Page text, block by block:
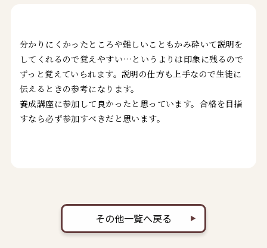
分かりにくかったところや難しいこともかみ砕いて説明を
してくれるので覚えやすい…というよりは印象に残るので
ずっと覚えていられます。説明の仕方も上手なので生徒に
伝えるときの参考になります。
養成講座に参加して良かったと思っています。合格を目指
すなら必ず参加すべきだと思います。
その他一覧へ戻る